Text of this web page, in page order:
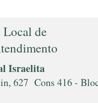
Israelita
627 Cons 416 -
Local de